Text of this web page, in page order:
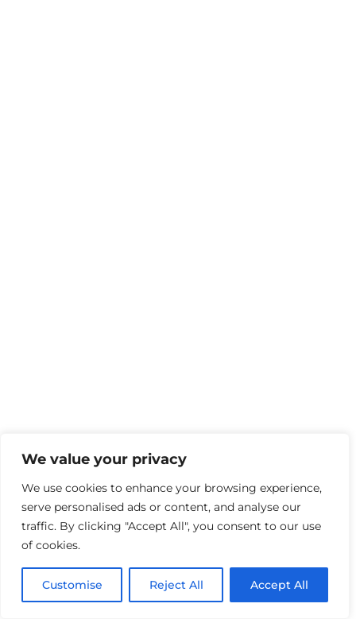
We value your privacy
We use cookies to enhance your browsing experience,
serve personalised ads or content, and analyse our
traffic. By clicking "Accept All", you consent to our use
of cookies.
Customise Reject All Accept All